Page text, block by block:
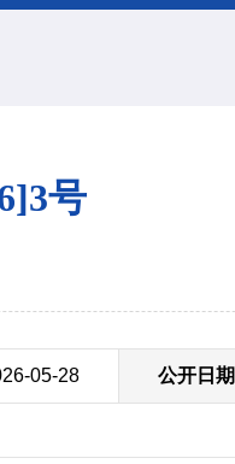
号
05-28 公开日期